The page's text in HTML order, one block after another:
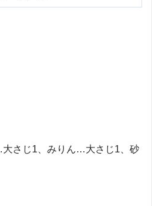
さじ1、みりん…大さじ1、砂